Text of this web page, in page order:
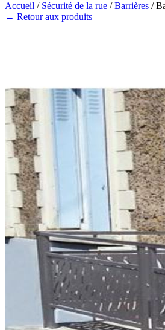
Accueil / Sécurité de la rue /Barrières /
← Retour aux produits